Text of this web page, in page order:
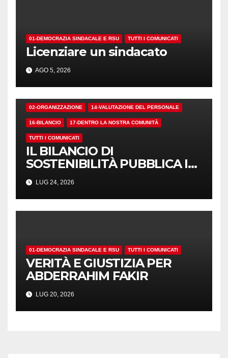
01-DEMOCRAZIA SINDACALE E RSU TUTTI I COMUNICATI
Licenziare un sindacato
AGO 5, 2026
02-ORGANIZZAZIONE 14-VALUTAZIONE DEL PERSONALE
16-BILANCIO 17-DENTRO LA NOSTRA COMUNITÀ
TUTTI I COMUNICATI
IL BILANCIO DI
SOSTENIBILITÀ PUBBLICA I
NUMERI. MA I CRITERI?
LUG 24, 2026
01-DEMOCRAZIA SINDACALE E RSU TUTTI I COMUNICATI
VERITÀ E GIUSTIZIA PER
ABDERRAHIM FAKIR
LUG 20, 2026